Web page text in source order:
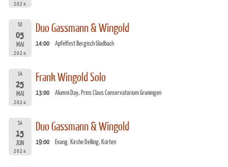
2024
SO
05
MAI
2024
Duo Gassmann & Wingold
14:00 Apfelfest Bergisch Gladbach
SA
25
MAI
2024
Frank Wingold Solo
13:00 Alumni Day, Prins Claus Conservatorium Groningen
SA
15
JUN
2024
Duo Gassmann & Wingold
19:00 Evang. Kirche Delling, Kürten